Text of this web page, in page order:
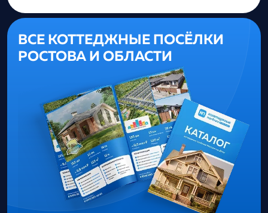
ВСЕ КОТТЕДЖНЫЕ ПОСЁЛКИ
РОСТОВА И ОБЛАСТИ